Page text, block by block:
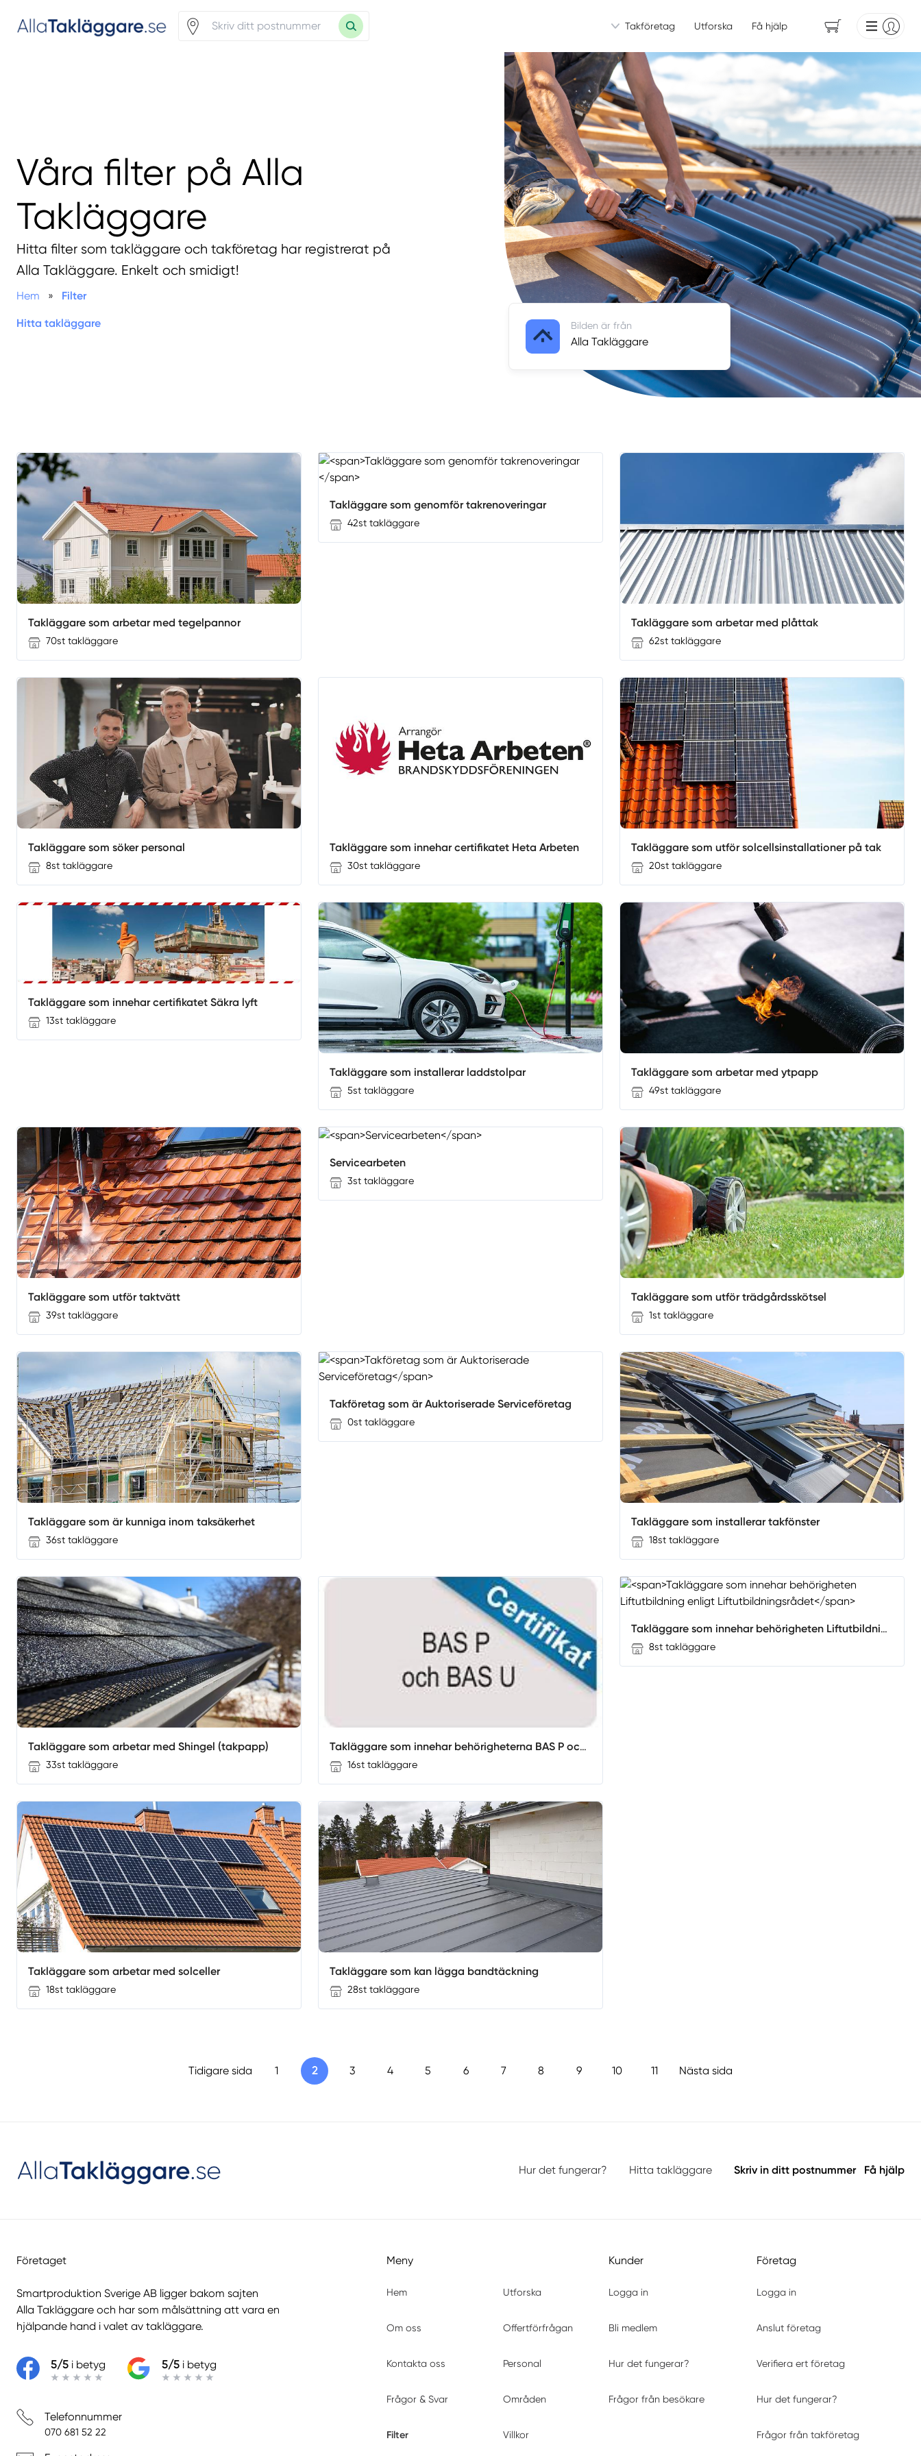
Takföretag Utforska Få hjälp
Våra filter på Alla
Takläggare
Hitta filter som takläggare och takföretag har registrerat på
Alla Takläggare. Enkelt och smidigt!
Hem » Filter
Hitta takläggare Bilden är från
Alla Takläggare
Takläggare som arbetar med tegelpannor
70st takläggare
Takläggare som genomför takrenoveringar
42st takläggare
Takläggare som arbetar med plåttak
62st takläggare
Takläggare som söker personal
8st takläggare
Takläggare som innehar certifikatet Heta Arbeten
30st takläggare
Takläggare som utför solcellsinstallationer på tak
20st takläggare
Takläggare som innehar certifikatet Säkra lyft
13st takläggare
Takläggare som installerar laddstolpar
5st takläggare
Takläggare som arbetar med ytpapp
49st takläggare
Takläggare som utför taktvätt
39st takläggare
Servicearbeten
3st takläggare
Takläggare som utför trädgårdsskötsel
1st takläggare
Takläggare som är kunniga inom taksäkerhet
36st takläggare
Takföretag som är Auktoriserade Serviceföretag
0st takläggare
Takläggare som installerar takfönster
18st takläggare
Takläggare som arbetar med Shingel (takpapp)
33st takläggare
Takläggare som innehar behörigheterna BAS P och BAS U
16st takläggare
Takläggare som innehar behörigheten Liftutbildning enligt Liftutbildningsrådet
8st takläggare
Takläggare som arbetar med solceller
18st takläggare
Takläggare som kan lägga bandtäckning
28st takläggare
Tidigare sida 1 2 3 4 5 6 7 8 9 10 11 Nästa sida
Hur det fungerar? Hitta takläggare Skriv in ditt postnummer Få hjälp
Företaget
Smartproduktion Sverige AB ligger bakom sajten
Alla Takläggare och har som målsättning att vara en
hjälpande hand i valet av takläggare.
5/5 i betyg 5/5 i betyg
Telefonnummer
070 681 52 22
Meny
Hem Utforska
Om oss Offertförfrågan
Kontakta oss Personal
Frågor & Svar Områden
Filter Villkor
Kunder
Logga in
Bli medlem
Hur det fungerar?
Frågor från besökare
Företag
Logga in
Anslut företag
Verifiera ert företag
Hur det fungerar?
Frågor från takföretag